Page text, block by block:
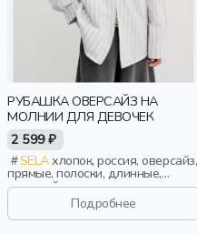
РУБАШКА ОВЕРСАЙЗ НА
МОЛНИИ ДЛЯ ДЕВОЧЕК
2 599 ₽
SELAхлопок, россия, оверсайз,
прямые, полоски, длинные,
длинный рукав, молния,
застежка, складки, школа,
свободные, карман, вышивка,
воротник, девочки, дети
Подробнее